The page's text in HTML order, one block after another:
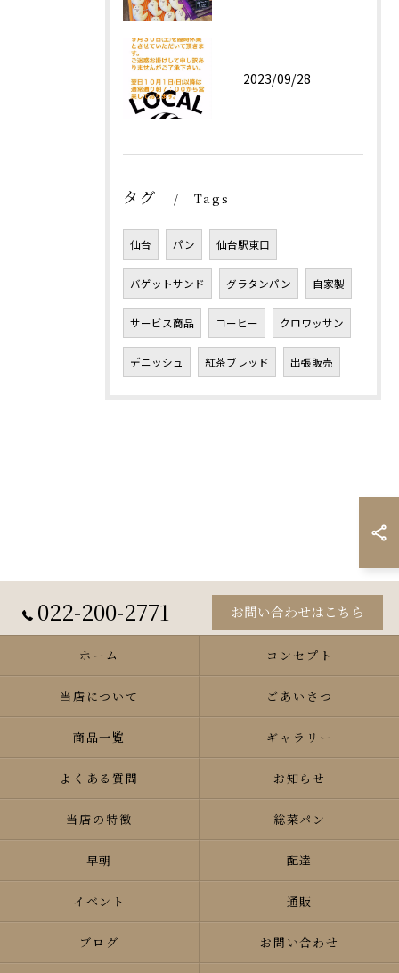
2023/09/28
タグ Tags
仙台 パン 仙台駅東口
バゲットサンド グラタンパン 自家製
サービス商品 コーヒー クロワッサン
デニッシュ 紅茶ブレッド 出張販売
022-200-2771 お問い合わせはこちら
ホーム コンセプト
当店について ごあいさつ
商品一覧 ギャラリー
よくある質問 お知らせ
当店の特徴 総菜パン
早朝 配達
イベント 通販
ブログ お問い合わせ